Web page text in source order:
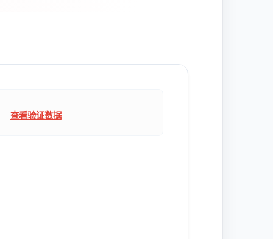
查看验证数据